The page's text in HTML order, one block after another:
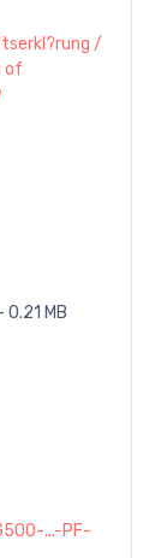
/
of
0.21 MB
...-PF-